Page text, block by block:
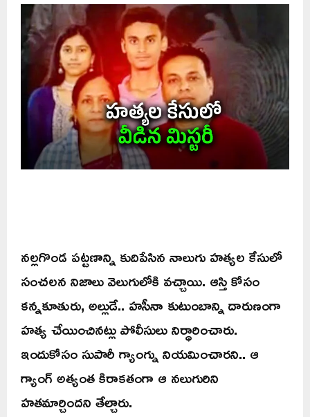
నల్లగొండ పట్టణాన్ని కుదిపేసిన నాలుగు హత్యల కేసులో
సంచలన నిజాలు వెలుగులోకి వచ్చాయి. ఆస్తి కోసం
కన్నకూతురు, అల్లుడే.. హసీనా కుటుంబాన్ని దారుణంగా
హత్య చేయించినట్లు పోలీసులు నిర్ధారించారు.
ఇందుకోసం సుపారీ గ్యాంగ్ను నియమించారని.. ఆ
గ్యాంగ్ అత్యంత కిరాకతంగా ఆ నలుగురిని
హతమార్చిందని తేల్చారు.